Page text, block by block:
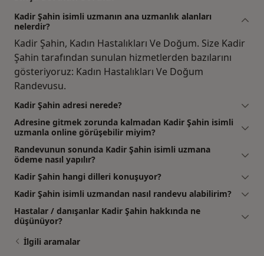
Kadir Şahin isimli uzmanın ana uzmanlık alanları
nelerdir?
Kadir Şahin, Kadın Hastalıkları Ve Doğum. Size Kadir
Şahin tarafından sunulan hizmetlerden bazılarını
gösteriyoruz: Kadın Hastalıkları Ve Doğum
Randevusu.
Kadir Şahin adresi nerede?
Adresine gitmek zorunda kalmadan Kadir Şahin isimli
uzmanla online görüşebilir miyim?
Randevunun sonunda Kadir Şahin isimli uzmana
ödeme nasıl yapılır?
Kadir Şahin hangi dilleri konuşuyor?
Kadir Şahin isimli uzmandan nasıl randevu alabilirim?
Hastalar / danışanlar Kadir Şahin hakkında ne
düşünüyor?
İlgili aramalar